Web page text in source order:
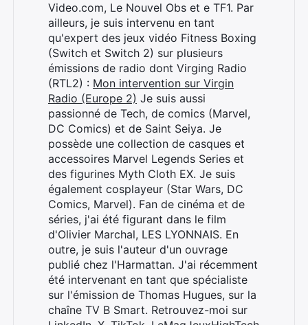
Video.com, Le Nouvel Obs et e TF1. Par
ailleurs, je suis intervenu en tant
qu'expert des jeux vidéo Fitness Boxing
(Switch et Switch 2) sur plusieurs
émissions de radio dont Virging Radio
(RTL2) : Mon intervention sur Virgin
Radio (Europe 2) Je suis aussi
passionné de Tech, de comics (Marvel,
DC Comics) et de Saint Seiya. Je
possède une collection de casques et
accessoires Marvel Legends Series et
des figurines Myth Cloth EX. Je suis
également cosplayeur (Star Wars, DC
Comics, Marvel). Fan de cinéma et de
séries, j'ai été figurant dans le film
d'Olivier Marchal, LES LYONNAIS. En
outre, je suis l'auteur d'un ouvrage
publié chez l'Harmattan. J'ai récemment
été intervenant en tant que spécialiste
sur l'émission de Thomas Hugues, sur la
chaîne TV B Smart. Retrouvez-moi sur